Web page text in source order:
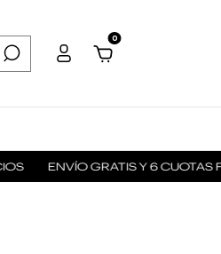
0
ENVÍO GRATIS Y 6 CUOTAS